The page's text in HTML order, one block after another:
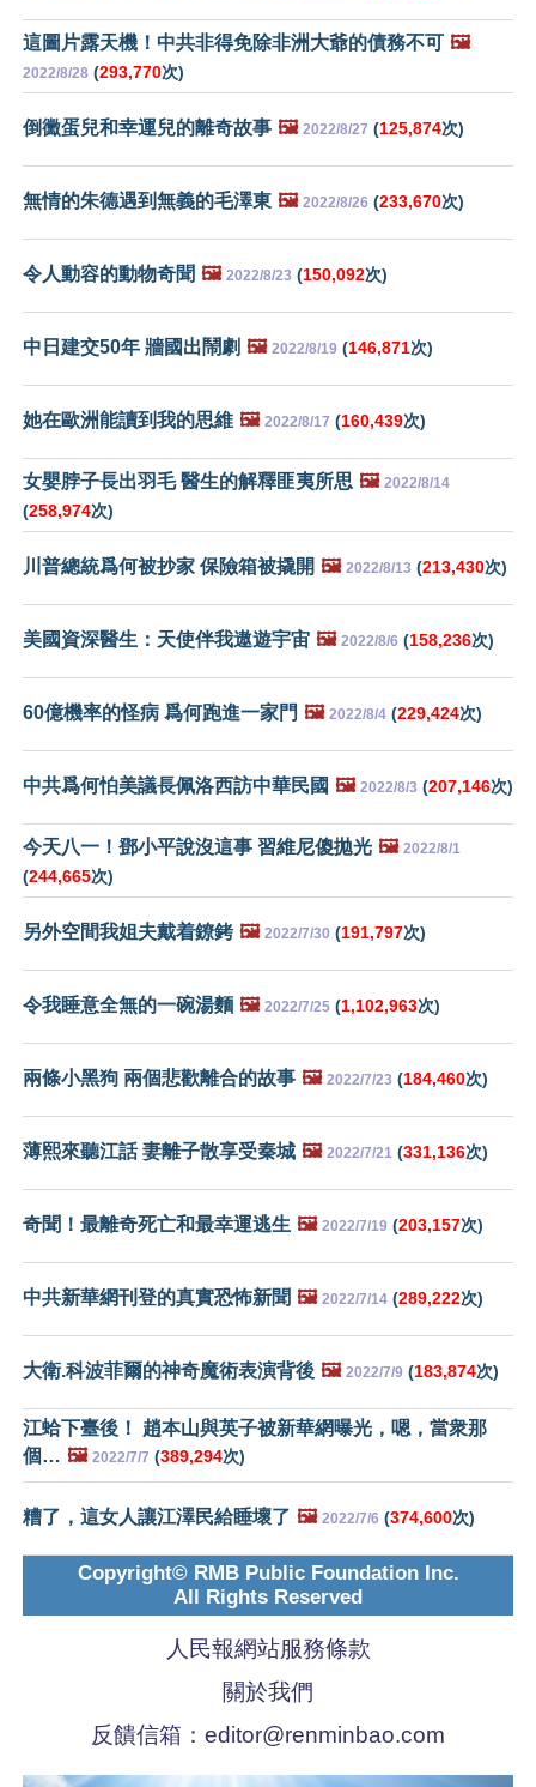
這圖片露天機！中共非得免除非洲大爺的債務不可 🖼️
2022/8/28 (293,770次)
倒黴蛋兒和幸運兒的離奇故事 🖼️ 2022/8/27 (125,874次)
無情的朱德遇到無義的毛澤東 🖼️ 2022/8/26 (233,670次)
令人動容的動物奇聞 🖼️ 2022/8/23 (150,092次)
中日建交50年 牆國出鬧劇 🖼️ 2022/8/19 (146,871次)
她在歐洲能讀到我的思維 🖼️ 2022/8/17 (160,439次)
女嬰脖子長出羽毛 醫生的解釋匪夷所思 🖼️ 2022/8/14
(258,974次)
川普總統爲何被抄家 保險箱被撬開 🖼️ 2022/8/13 (213,430次)
美國資深醫生：天使伴我遨遊宇宙 🖼️ 2022/8/6 (158,236次)
60億機率的怪病 爲何跑進一家門 🖼️ 2022/8/4 (229,424次)
中共爲何怕美議長佩洛西訪中華民國 🖼️ 2022/8/3 (207,146次)
今天八一！鄧小平說沒這事 習維尼傻拋光 🖼️ 2022/8/1
(244,665次)
另外空間我姐夫戴着鐐銬 🖼️ 2022/7/30 (191,797次)
令我睡意全無的一碗湯麵 🖼️ 2022/7/25 (1,102,963次)
兩條小黑狗 兩個悲歡離合的故事 🖼️ 2022/7/23 (184,460次)
薄熙來聽江話 妻離子散享受秦城 🖼️ 2022/7/21 (331,136次)
奇聞！最離奇死亡和最幸運逃生 🖼️ 2022/7/19 (203,157次)
中共新華網刊登的真實恐怖新聞 🖼️ 2022/7/14 (289,222次)
大衛.科波菲爾的神奇魔術表演背後 🖼️ 2022/7/9 (183,874次)
江蛤下臺後！ 趙本山與英子被新華網曝光，嗯，當衆那
個… 🖼️ 2022/7/7 (389,294次)
糟了，這女人讓江澤民給睡壞了 🖼️ 2022/7/6 (374,600次)
Copyright© RMB Public Foundation Inc.
All Rights Reserved
人民報網站服務條款
關於我們
反饋信箱： editor@renminbao.com